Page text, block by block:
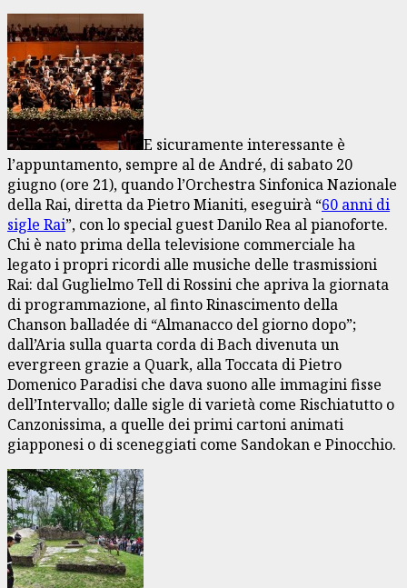
E sicuramente interessante è
l’appuntamento, sempre al de André, di sabato 20
giugno (ore 21), quando l’Orchestra Sinfonica Nazionale
della Rai, diretta da Pietro Mianiti, eseguirà “60 anni di
sigle Rai”, con lo special guest Danilo Rea al pianoforte.
Chi è nato prima della televisione commerciale ha
legato i propri ricordi alle musiche delle trasmissioni
Rai: dal Guglielmo Tell di Rossini che apriva la giornata
di programmazione, al finto Rinascimento della
Chanson balladée di “Almanacco del giorno dopo”;
dall’Aria sulla quarta corda di Bach divenuta un
evergreen grazie a Quark, alla Toccata di Pietro
Domenico Paradisi che dava suono alle immagini fisse
dell’Intervallo; dalle sigle di varietà come Rischiatutto o
Canzonissima, a quelle dei primi cartoni animati
giapponesi o di sceneggiati come Sandokan e Pinocchio.